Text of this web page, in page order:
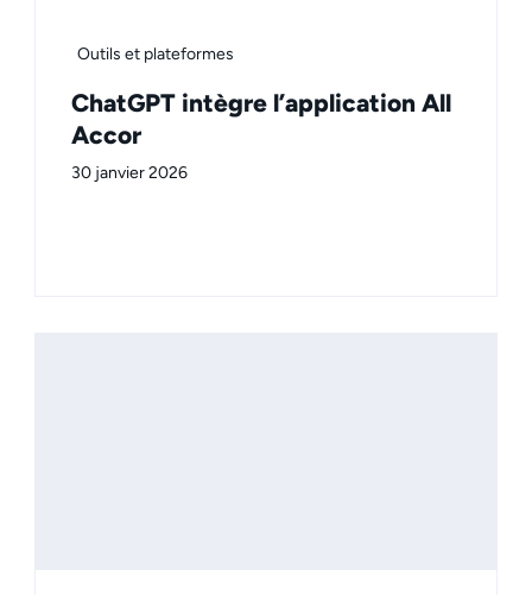
Outils et plateformes
ChatGPT intègre l’application All
Accor
30 janvier 2026